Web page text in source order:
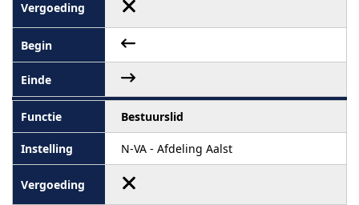
Bestuurslid
N-VA - Afdeling Aalst